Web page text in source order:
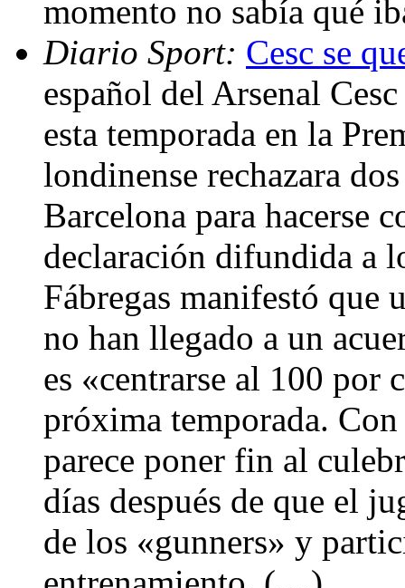
momento no sabía qué
Diario Sport: Cesc se
español del Arsenal
esta temporada en la
londinense rechazara
Barcelona para hacerse
declaración difundida a
Fábregas manifestó que
no han llegado a un
es «centrarse al 100 por
próxima temporada. Con
parece poner fin al
días después de que el
de los «gunners» y